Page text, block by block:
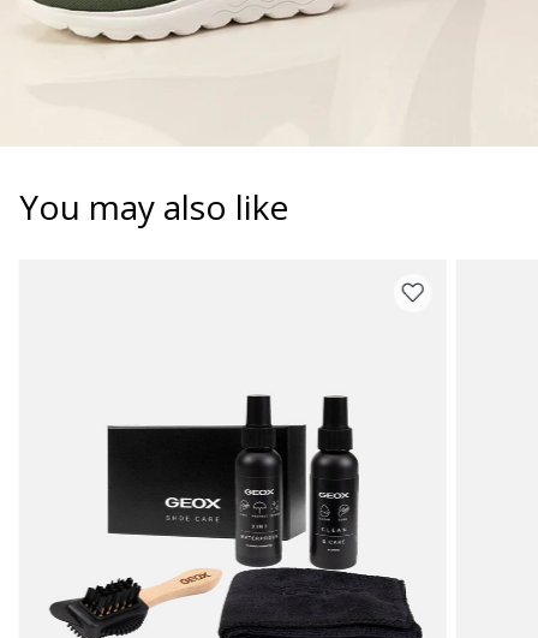
You may also like